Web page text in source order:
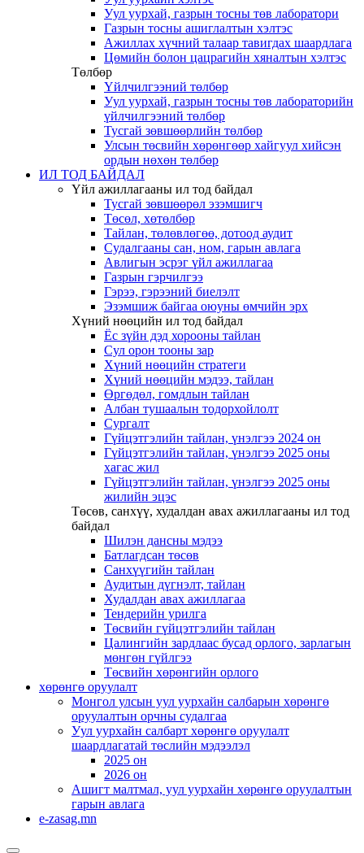
Уул уурхай, газрын тосны төв лаборатори
Газрын тосны ашиглалтын хэлтэс
Ажиллах хүчний талаар тавигдах шаардлага
Цөмийн болон цацрагийн хяналтын хэлтэс
Төлбөр
Үйлчилгээний төлбөр
Уул уурхай, газрын тосны төв лабораторийн
үйлчилгээний төлбөр
Тусгай зөвшөөрлийн төлбөр
Улсын төсвийн хөрөнгөөр хайгуул хийсэн
ордын нөхөн төлбөр
ИЛ ТОД БАЙДАЛ
Үйл ажиллагааны ил тод байдал
Тусгай зөвшөөрөл эзэмшигч
Төсөл, хөтөлбөр
Тайлан, төлөвлөгөө, дотоод аудит
Судалгааны сан, ном, гарын авлага
Авлигын эсрэг үйл ажиллагаа
Газрын гэрчилгээ
Гэрээ, гэрээний биелэлт
Эзэмшиж байгаа оюуны өмчийн эрх
Хүний нөөцийн ил тод байдал
Ёс зүйн дэд хорооны тайлан
Сул орон тооны зар
Хүний нөөцийн стратеги
Хүний нөөцийн мэдээ, тайлан
Өргөдөл, гомдлын тайлан
Албан тушаалын тодорхойлолт
Сургалт
Гүйцэтгэлийн тайлан, үнэлгээ 2024 он
Гүйцэтгэлийн тайлан, үнэлгээ 2025 оны
хагас жил
Гүйцэтгэлийн тайлан, үнэлгээ 2025 оны
жилийн эцэс
Төсөв, санхүү, худалдан авах ажиллагааны ил тод
байдал
Шилэн дансны мэдээ
Батлагдсан төсөв
Санхүүгийн тайлан
Аудитын дүгнэлт, тайлан
Худалдан авах ажиллагаа
Тендерийн урилга
Төсвийн гүйцэтгэлийн тайлан
Цалингийн зардлаас бусад орлого, зарлагын
мөнгөн гүйлгээ
Төсвийн хөрөнгийн орлого
хөрөнгө оруулалт
Монгол улсын уул уурхайн салбарын хөрөнгө
оруулалтын орчны судалгаа
Уул уурхайн салбарт хөрөнгө оруулалт
шаардлагатай төслийн мэдээлэл
2025 он
2026 он
Ашигт малтмал, уул уурхайн хөрөнгө оруулалтын
гарын авлага
e-zasag.mn